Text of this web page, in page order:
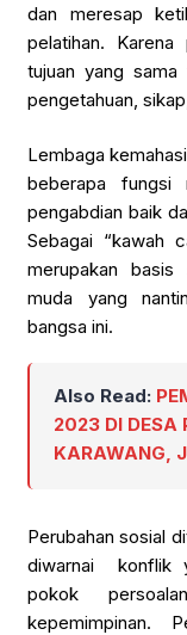
dan meresap
pelatihan. Karena
tujuan yang sama
pengetahuan,
Lembaga
beberapa fungsi
pengabdian baik
Sebagai “kawah
merupakan basis
muda yang
bangsa ini.
Also Read:
2023 DI DESA
KARAWANG,
Perubahan sosial
diwarnai konflik
pokok
kepemimpinan.